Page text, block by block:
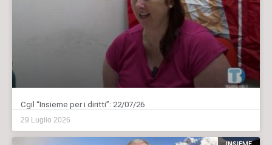
Cgil “Insieme per i diritti”: 22/07/26
29 Luglio 2026